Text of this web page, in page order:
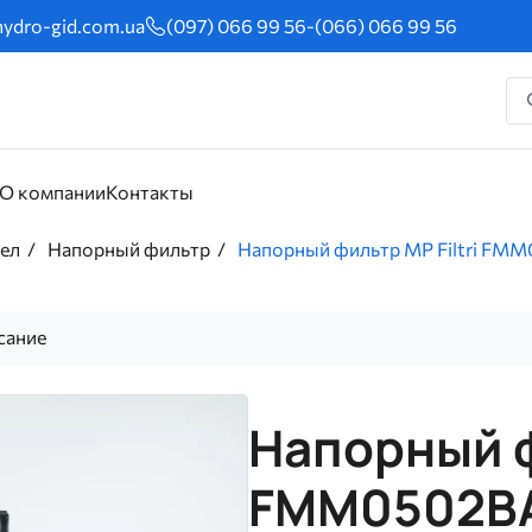
gid.com.ua (097) 066 99 56-(066) 066 99 56
О компанииКонтакты
Напорный фильтр Напорный фильтр MP Filtri
Напорный